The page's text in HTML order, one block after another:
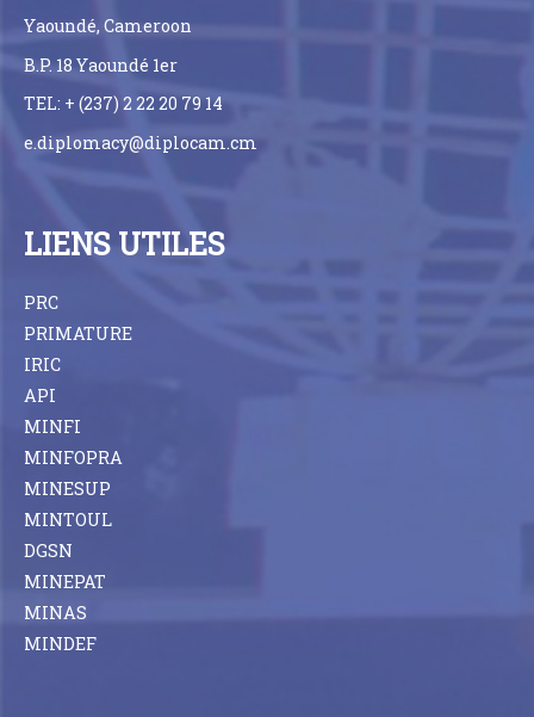
Yaoundé, Cameroon
B.P. 18 Yaoundé 1er
TEL: + (237) 2 22 20 79 14
e.diplomacy@diplocam.cm
LIENS UTILES
PRC
PRIMATURE
IRIC
API
MINFI
MINFOPRA
MINESUP
MINTOUL
DGSN
MINEPAT
MINAS
MINDEF